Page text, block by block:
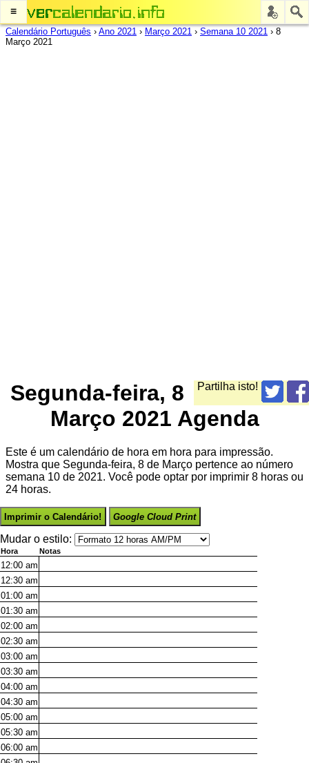
≡
Calendário Português › Ano 2021 › Março 2021 › Semana 10 2021 › 8
Março 2021
Partilha isto!
Segunda-feira, 8
Março 2021 Agenda
Este é um calendário de hora em hora para impressão.
Mostra que Segunda-feira, 8 de Março pertence ao número
semana 10 de 2021. Você pode optar por imprimir 8 horas ou
24 horas.
Imprimir o Calendário! Google Cloud Print
Mudar o estilo:
Hora Notas
12:00 am
12:30 am
01:00 am
01:30 am
02:00 am
02:30 am
03:00 am
03:30 am
04:00 am
04:30 am
05:00 am
05:30 am
06:00 am